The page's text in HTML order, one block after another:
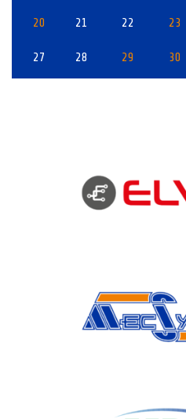
20 21 22 23
27 28 29 30